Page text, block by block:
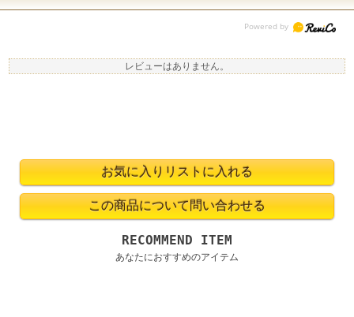
レビューはありません。
RECOMMEND ITEM
あなたにおすすめのアイテム